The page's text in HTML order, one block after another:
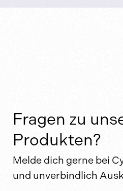
Fragen zu
Produkten?
Melde dich gerne bei
und unverbindlich